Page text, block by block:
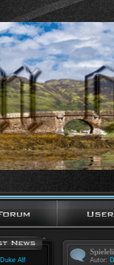
Duke Alf Autor: